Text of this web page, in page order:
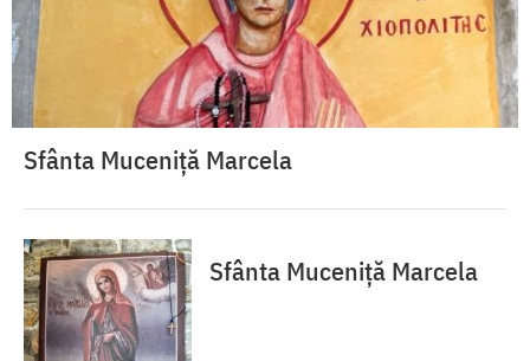
Sfânta Muceniță Marcela
Sfânta Muceniță Marcela